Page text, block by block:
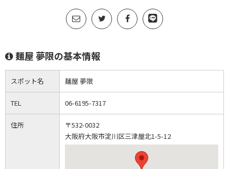
麺屋 夢限の基本情報
スポット名 麺屋 夢限
TEL 06-6195-7317
住所
〒532-0032
大阪府大阪市淀川区三津屋北1-5-12